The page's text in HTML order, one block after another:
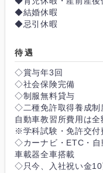
◆結婚休暇
◆忌引休暇
待遇
◇賞与年3回
◇社会保険完備
◇制服無料貸与
◇二種免許取得養成制
自動車教習所費用は
※学科試験・免許交付
◇カーナビ・ETC・自
車載器全車搭載
◇只今、入社祝い金10